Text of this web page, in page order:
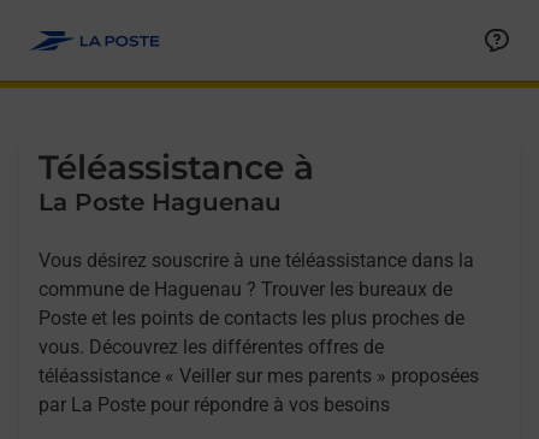
Téléassistance à
La Poste Haguenau
Vous désirez souscrire à une téléassistance dans la
commune de Haguenau ? Trouver les bureaux de
Poste et les points de contacts les plus proches de
vous. Découvrez les différentes offres de
téléassistance « Veiller sur mes parents » proposées
par La Poste pour répondre à vos besoins